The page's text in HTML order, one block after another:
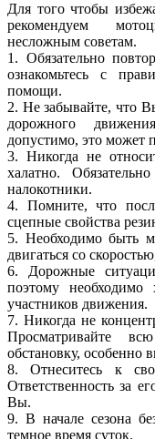
Для того чтобы
рекомендуем
несложным советам.
1. Обязательно
ознакомьтесь с
помощи.
2. Не забывайте, что
дорожного
допустимо, это может
3. Никогда не
халатно.
налокотники.
4. Помните, что
сцепные свойства
5. Необходимо быть
двигаться со
6. Дорожные
поэтому
участников движения.
7. Никогда не
Просматривайте
обстановку, особенно
8. Отнеситесь к
Ответственность за
Вы.
9. В начале сезона
темное время суток.